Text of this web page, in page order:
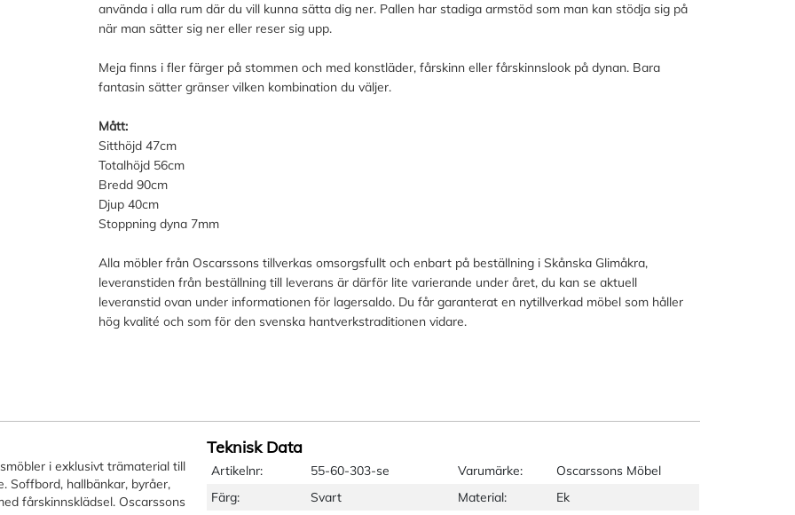
använda i alla rum där du vill kunna sätta dig ner. Pallen har stadiga armstöd som man kan stödja sig på
när man sätter sig ner eller reser sig upp.
Meja finns i fler färger på stommen och med konstläder, fårskinn eller fårskinnslook på dynan. Bara
fantasin sätter gränser vilken kombination du väljer.
Mått:
Sitthöjd 47cm
Totalhöjd 56cm
Bredd 90cm
Djup 40cm
Stoppning dyna 7mm
Alla möbler från Oscarssons tillverkas omsorgsfullt och enbart på beställning i Skånska Glimåkra,
leveranstiden från beställning till leverans är därför lite varierande under året, du kan se aktuell
leveranstid ovan under informationen för lagersaldo. Du får garanterat en nytillverkad möbel som håller
hög kvalité och som för den svenska hantverkstraditionen vidare.
i exklusivt trämaterial till
Soffbord, hallbänkar, byråer,
fårskinnsklädsel. Oscarssons
Teknisk Data
Artikelnr: 55-60-303-se Varumärke:
Oscarssons Möbel
Färg:
Svart Material:
Ek